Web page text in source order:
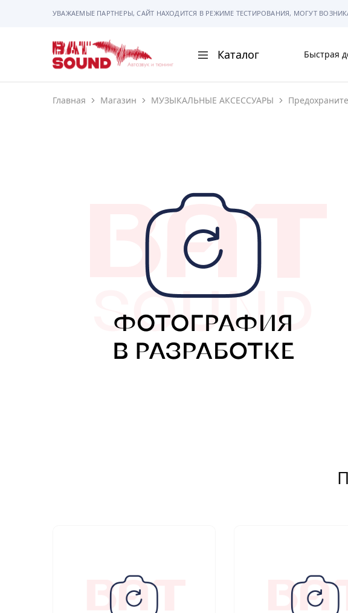
УВАЖАЕМЫЕ ПАРТНЕРЫ, САЙТ НАХОДИТСЯ В РЕЖИМЕ ТЕСТИРОВАНИЯ, МОГУТ
BAT
Sound
Каталог
АВТОМАГНИТОЛЫ
ГАДЖЕТЫ
СИГНАЛИЗАЦИИ
ПОМОЩЬ ПРИ ПАРКОВКЕ
МУЗЫКАЛЬНЫЕ АКСЕССУАРЫ
САБВУФЕРЫ
ШУМОИЗОЛЯЦИЯ
Быстрая
Главная Магазин МУЗЫКАЛЬНЫЕ АКСЕССУАРЫ